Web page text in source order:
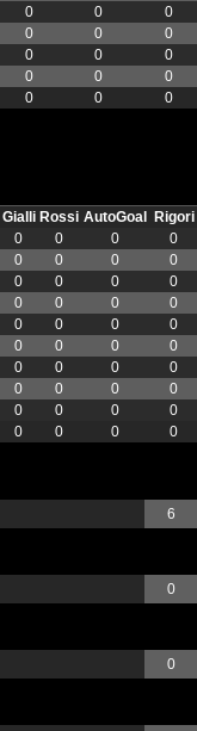
0 0
0
0 0
0
0 0
0
0 0
0
0 0 0
Gialli Rossi AutoGoal Rigori
0 0 0
0
0 0 0
0
0 0 0
0
0 0 0
0
0 0 0
0
0 0 0
0
0 0 0
0
0 0 0
0
0 0 0
0
0 0 0 0
6
0
0